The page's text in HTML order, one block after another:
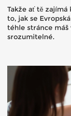
Takže ať tě
to, jak se
téhle stránce máš
srozumitelné.